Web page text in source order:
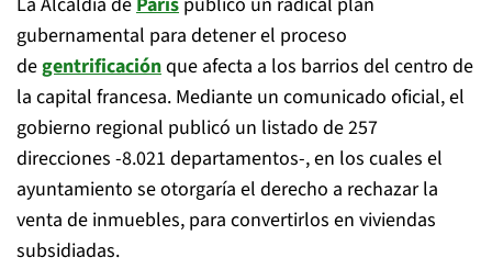
gubernamental para detener el proceso
degentrificaciónque afecta a los barrios del centro de
la capital francesa. Mediante un comunicado oficial, el
gobierno regional publicó un listado de 257
direcciones -8.021 departamentos-, en los cuales el
ayuntamiento se otorgaría el derecho a rechazar la
venta de inmuebles, para convertirlos en viviendas
subsidiadas.